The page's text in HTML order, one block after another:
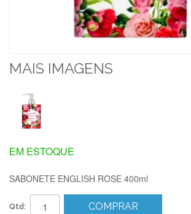
MAIS IMAGENS
EM ESTOQUE
SABONETE ENGLISH ROSE 400ml
Qtd: COMPRAR